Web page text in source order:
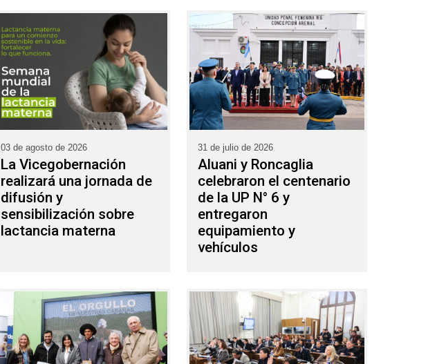
03 de agosto de 2026
La Vicegobernación
realizará una jornada de
difusión y
sensibilización sobre
lactancia materna
31 de julio de 2026
Aluani y Roncaglia
celebraron el centenario
de la UP N° 6 y
entregaron
equipamiento y
vehículos